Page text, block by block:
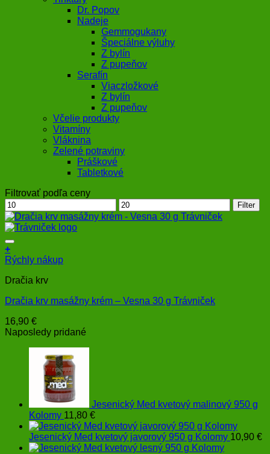
Dr. Popov
Nadeje
Gemmogukany
Špeciálne výluhy
Z bylín
Z pupeňov
Serafín
Viaczložkové
Z bylín
Z pupeňov
Včelie produkty
Vitamíny
Vláknina
Zelené potraviny
Práškové
Tabletkové
Filtrovať podľa ceny
Minimálna
cena
Maximálna
cena
Filter
+
Rýchly nákup
Dračia krv
Dračia krv masážny krém – Vesna 30 g Trávniček
16,90 €
Naposledy pridané
Jesenický Med kvetový malinový 950 g
Kolomy 11,80 €
Jesenický Med kvetový javorový 950 g Kolomy 10,90 €